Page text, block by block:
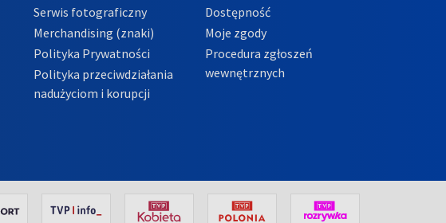
Serwis fotograficzny
Merchandising (znaki)
Polityka Prywatności
Polityka przeciwdziałania
nadużyciom i korupcji
Dostępność
Moje zgody
Procedura zgłoszeń
wewnętrznych